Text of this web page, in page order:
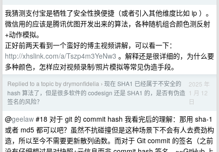
我猜测支付宝是牺牲了安全性换便捷（或者引入其他维度比如 ip ）。
微信用的应该是腾讯优图开发出来的算法，各种随机组合颜色测反射
+动作模拟。
正好前两天看到一个蛮好的博主视频讲解，可以看一下：
http://xhslink.com/a/Tszp4m3YeNw3 。解释还是很详细的，为什么要
多种颜色，怎样应对视频录制/照片模拟等常见伪造手段。
Replied to a topic by drymonfidelia › 现在 SHA1 已经属于不安全的
hash 算法了，但是很多软件的 codesign 还是 SHA1 的，是否有伪造
签名的风险？
2025 年
1 月 12
日
@geelaw #18 对于 git 的 commit hash 我看完后的理解：那用 sha-1
或者 md5 都可以吧？虽然不抗碰撞但是这种场景下不会有人去费劲构
造，所以至今不需要更新散列函数。而对于 Git commit 的签名（之前